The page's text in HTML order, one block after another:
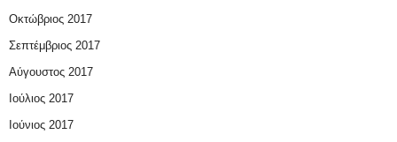
Οκτώβριος 2017
Σεπτέμβριος 2017
Αύγουστος 2017
Ιούλιος 2017
Ιούνιος 2017